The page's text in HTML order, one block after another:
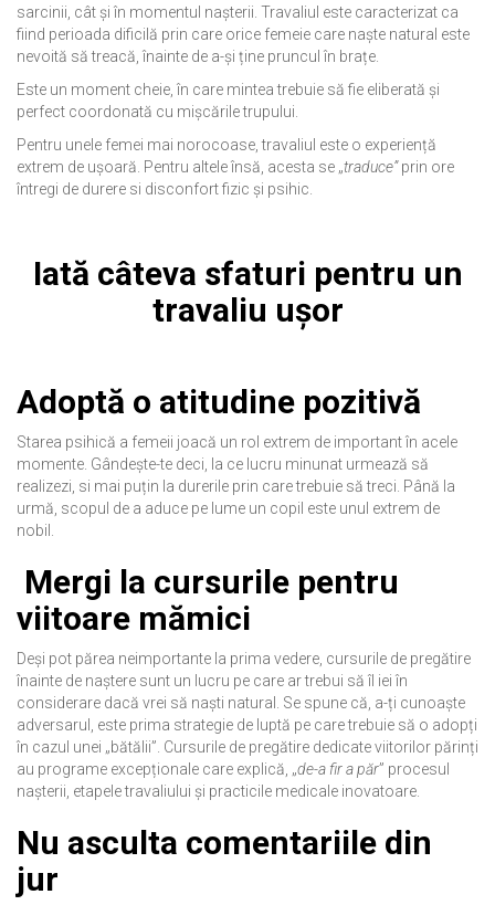
sarcinii, cât și în momentul nașterii. Travaliul este caracterizat ca
fiind perioada dificilă prin care orice femeie care naște natural este
nevoită să treacă, înainte de a-și ține pruncul în brațe.
Este un moment cheie, în care mintea trebuie să fie eliberată și
perfect coordonată cu mișcările trupului.
Pentru unele femei mai norocoase, travaliul este o experiență
extrem de ușoară. Pentru altele însă, acesta se „traduce”prin ore
întregi de durere si disconfort fizic și psihic.
Iată câteva sfaturi pentru un
travaliu ușor
Adoptă o atitudine pozitivă
Starea psihică a femeii joacă un rol extrem de important în acele
momente. Gândește-te deci, la ce lucru minunat urmează să
realizezi, si mai puțin la durerile prin care trebuie să treci. Până la
urmă, scopul de a aduce pe lume un copil este unul extrem de
nobil.
Mergi la cursurile pentru
viitoare mămici
Deși pot părea neimportante la prima vedere, cursurile de pregătire
înainte de naștere sunt un lucru pe care ar trebui să îl iei în
considerare dacă vrei să naști natural. Se spune că, a-ți cunoaște
adversarul, este prima strategie de luptă pe care trebuie să o adopți
în cazul unei „bătălii”. Cursurile de pregătire dedicate viitorilor părinți
au programe excepționale care explică, „de-a fir a păr” procesul
nașterii, etapele travaliului și practicile medicale inovatoare.
Nu asculta comentariile din
jur